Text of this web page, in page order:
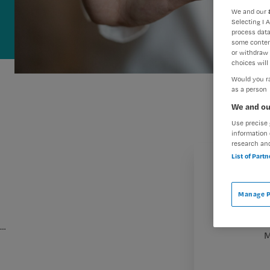
…
We and our
Selecting I
process
some
or withdraw
choices will
Would you
as a person
We and
Use
information
research
List of
Manage